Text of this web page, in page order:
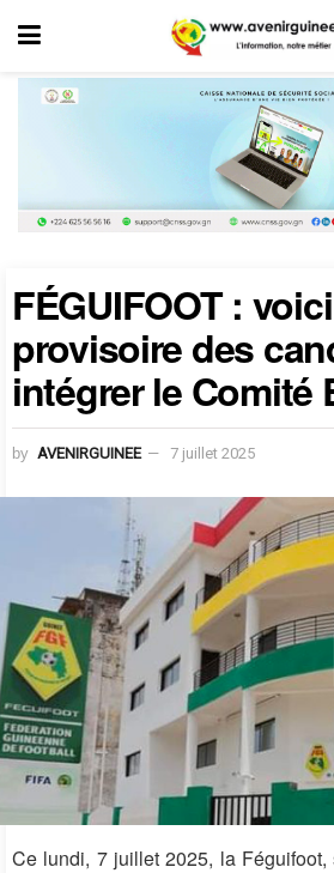
FÉGUIFOOT :
provisoire des
intégrer le Comité
by AVENIRGUINEE 7 juillet 2025
Ce lundi, 7 juillet 2025, la